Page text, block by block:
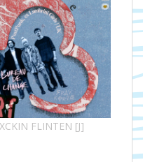
FLINTEN [J]